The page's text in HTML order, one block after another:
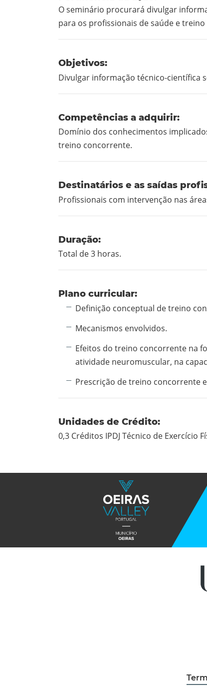
O seminário procurará divulgar
para os profissionais de saúde e
Objetivos:
Divulgar informação técnico-científica
Competências a adquirir:
Domínio dos conhecimentos
treino concorrente.
Destinatários e as saídas
Profissionais com intervenção nas
Duração:
Total de 3 horas.
Plano curricular:
Definição conceptual de treino
Mecanismos envolvidos.
Efeitos do treino concorrente na
atividade neuromuscular, na
Prescrição de treino concorrente
Unidades de Crédito:
0,3 Créditos IPDJ Técnico de Exercício